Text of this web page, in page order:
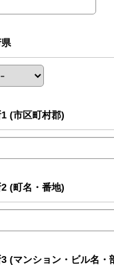
(市区町村郡)
(町名・番地)
(マンション・ビル名・